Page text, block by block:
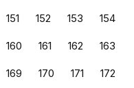
151 152 153 154
160 161 162 163
169 170 171 172